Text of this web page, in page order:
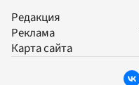
Редакция
Реклама
Карта сайта